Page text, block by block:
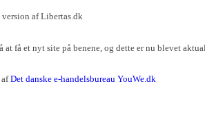
af Libertas.dk
at få et nyt site på benene, og dette er nu blevet
afDet danske e-handelsbureau YouWe.dk